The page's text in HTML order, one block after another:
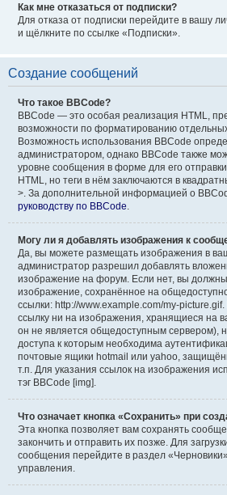
Как мне отказаться от подписки?
Для отказа от подписки перейдите в вашу
и щёлкните по ссылке «Подписки».
Создание сообщений
Что такое BBCode?
BBCode — это особая реализация HTML,
возможности по форматированию
Возможность использования BBCode
администратором, однако BBCode также
уровне сообщения в форме для его
HTML, но теги в нём заключаются в
>. За дополнительной информацией о
руководству по BBCode
Могу ли я добавлять изображения к
Да, вы можете размещать изображения в
администратор разрешил добавлять
изображение на форум. Если нет, вы должны
изображение, сохранённое на
ссылки: http://www.example.com/my-
ссылку ни на изображения, хранящиеся на
он не является общедоступным сервером),
доступа к которым необходима
почтовые ящики hotmail или yahoo,
т.п. Для указания ссылок на изображения
тэг BBCode [img].
Что означает кнопка «Сохранить» при
Эта кнопка позволяет вам сохранять
закончить и отправить их позже. Для
сообщения перейдите в раздел
управления.